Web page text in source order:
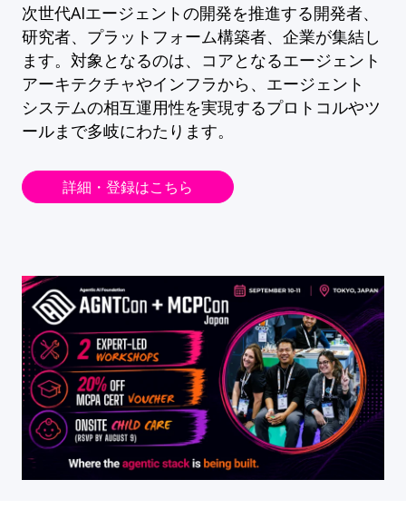
次世代AIエージェントの開発を推進する開発者、
研究者、プラットフォーム構築者、企業が集結し
ます。対象となるのは、コアとなるエージェント
アーキテクチャやインフラから、エージェント
システムの相互運用性を実現するプロトコルやツ
ールまで多岐にわたります。
詳細・登録はこちら